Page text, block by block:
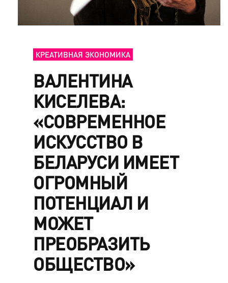
КРЕАТИВНАЯ ЭКОНОМИКА
ВАЛЕНТИНА
КИСЕЛЕВА:
«СОВРЕМЕННОЕ
ИСКУССТВО В
БЕЛАРУСИ ИМЕЕТ
ОГРОМНЫЙ
ПОТЕНЦИАЛ И
МОЖЕТ
ПРЕОБРАЗИТЬ
ОБЩЕСТВО»